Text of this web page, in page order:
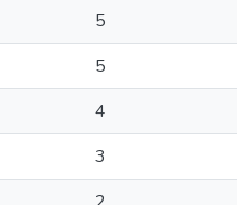
5
5
4
3